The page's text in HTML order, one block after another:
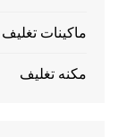
ماكينات
مكنه تغليف